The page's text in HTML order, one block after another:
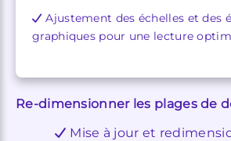
Ajustement des échelles et des
graphiques pour une lecture
Re-dimensionner les plages de
Mise à jour et